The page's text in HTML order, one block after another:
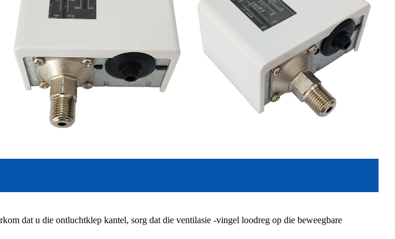
dat u die ontluchtklep kantel, sorg dat die ventilasie -vingel loodreg op die beweegbare